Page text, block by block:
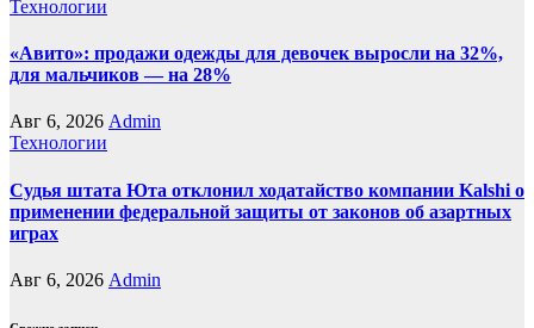
Технологии
«Авито»: продажи одежды для девочек выросли на 32%,
для мальчиков — на 28%
Авг 6, 2026 Admin
Технологии
Судья штата Юта отклонил ходатайство компании Kalshi о
применении федеральной защиты от законов об азартных
играх
Авг 6, 2026 Admin